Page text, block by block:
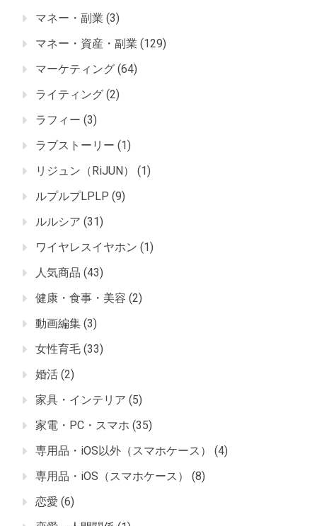
マネー・副業 (3)
マネー・資産・副業 (129)
マーケティング (64)
ライティング (2)
ラフィー (3)
ラブストーリー (1)
リジュン（RiJUN）
(1)
ルプルプLPLP (9)
ルルシア (31)
ワイヤレスイヤホン (1)
人気商品 (43)
健康・食事・美容 (2)
動画編集 (3)
女性育毛 (33)
婚活 (2)
家具・インテリア (5)
家電・PC・スマホ (35)
専用品・iOS以外（スマホケース）
(4)
専用品・iOS（スマホケース）
(8)
恋愛 (6)